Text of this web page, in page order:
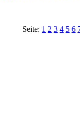
Seite: 1 2 3 4 5 6